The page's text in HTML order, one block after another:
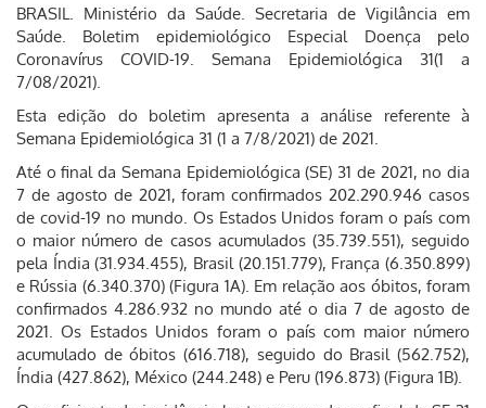
BRASIL. Ministério da Saúde. Secretaria de Vigilância em
Saúde. Boletim epidemiológico Especial Doença pelo
Coronavírus COVID-19. Semana Epidemiológica 31(1 a
7/08/2021).
Esta edição do boletim apresenta a análise referente à
Semana Epidemiológica 31 (1 a 7/8/2021) de 2021.
Até o final da Semana Epidemiológica (SE) 31 de 2021, no dia
7 de agosto de 2021, foram confirmados 202.290.946 casos
de covid-19 no mundo. Os Estados Unidos foram o país com
o maior número de casos acumulados (35.739.551), seguido
pela Índia (31.934.455), Brasil (20.151.779), França (6.350.899)
e Rússia (6.340.370) (Figura 1A). Em relação aos óbitos, foram
confirmados 4.286.932 no mundo até o dia 7 de agosto de
2021. Os Estados Unidos foram o país com maior número
acumulado de óbitos (616.718), seguido do Brasil (562.752),
Índia (427.862), México (244.248) e Peru (196.873) (Figura 1B).